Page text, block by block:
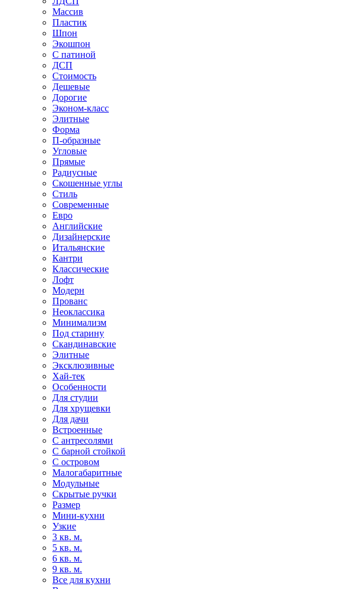
Массив
Пластик
Шпон
Экошпон
С патиной
ДСП
Стоимость
Дешевые
Дорогие
Эконом-класс
Элитные
Форма
П-образные
Угловые
Прямые
Радиусные
Скошенные углы
Стиль
Современные
Евро
Английские
Дизайнерские
Итальянские
Кантри
Классические
Лофт
Модерн
Прованс
Неоклассика
Минимализм
Под старину
Скандинавские
Элитные
Эксклюзивные
Хай-тек
Особенности
Для студии
Для хрущевки
Для дачи
Встроенные
С антресолями
С барной стойкой
С островом
Малогабаритные
Модульные
Скрытые ручки
Размер
Мини-кухни
Узкие
3 кв. м.
5 кв. м.
6 кв. м.
9 кв. м.
Все для кухни